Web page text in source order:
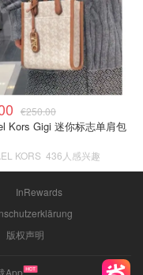
€250.00
Kors Gigi 迷你标志单肩包
KORS 436人感兴趣
InRewards
版权声明
App